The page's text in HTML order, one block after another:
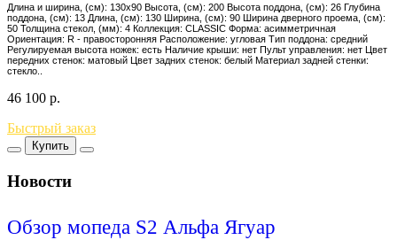
Длина и ширина, (см): 130x90 Высота, (см): 200 Высота поддона, (см): 26 Глубина
поддона, (см): 13 Длина, (см): 130 Ширина, (см): 90 Ширина дверного проема, (см):
50 Толщина стекол, (мм): 4 Коллекция: CLASSIC Форма: асимметричная
Ориентация: R - правосторонняя Расположение: угловая Тип поддона: средний
Регулируемая высота ножек: есть Наличие крыши: нет Пульт управления: нет Цвет
передних стенок: матовый Цвет задних стенок: белый Материал задней стенки:
стекло..
46 100 р.
Быстрый заказ
Купить
Новости
Обзор мопеда S2 Альфа Ягуар